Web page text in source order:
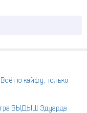
по кайфу, только
ВЫДЫШ Эдуарда